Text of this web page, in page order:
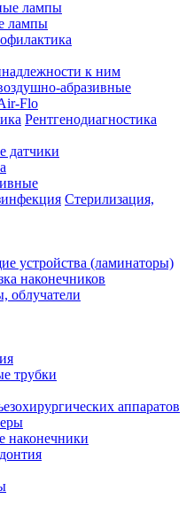
лампы
к ним
абразивные
Flo
Рентгенодиагностика
датчики
Стерилизация,
устройства (ламинаторы)
наконечников
облучатели
трубки
аппаратов
наконечники